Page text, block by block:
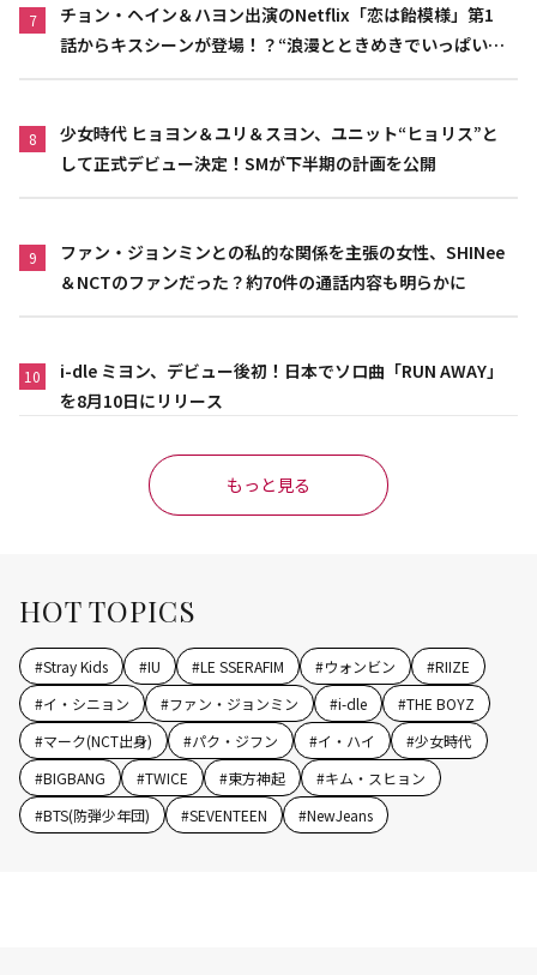
7
チョン・ヘイン＆ハヨン出演のNetflix「恋は飴模様」第1
話からキスシーンが登場！？“浪漫とときめきでいっぱいの
8
少女時代 ヒョヨン＆ユリ＆スヨン、ユニット“ヒョリス”と
して正式デビュー決定！SMが下半期の計画を公開
9
ファン・ジョンミンとの私的な関係を主張の女性、SHINee
＆NCTのファンだった？約70件の通話内容も明らかに
10
i-dle ミヨン、デビュー後初！日本でソロ曲「RUN AWAY」
を8月10日にリリース
もっと見る
HOT TOPICS
#Stray Kids #IU #LE SSERAFIM #ウォンビン #RIIZE
#イ・シニョン #ファン・ジョンミン #i-dle #THE BOYZ
#マーク(NCT出身) #パク・ジフン #イ・ハイ #少女時代
#BIGBANG #TWICE #東方神起 #キム・スヒョン
#BTS(防弾少年団) #SEVENTEEN #NewJeans